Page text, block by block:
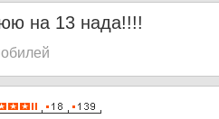
на 13 нада!!!!